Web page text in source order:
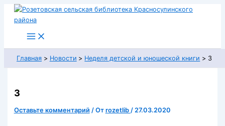
Перейти
Главная Новости Неделя детской и юношеской книги 3
3
Оставьте комментарий / От rozetlib / 27.03.2020